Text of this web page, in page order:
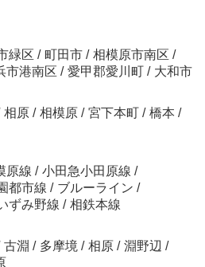
緑区 / 町田市 / 相模原市南区 /
市港南区 / 愛甲郡愛川町 / 大和市
相原 / 相模原 / 宮下本町 / 橋本 /
原線 / 小田急小田原線 /
都市線 / ブルーライン /
ずみ野線 / 相鉄本線
古淵 / 多摩境 / 相原 / 淵野辺 /